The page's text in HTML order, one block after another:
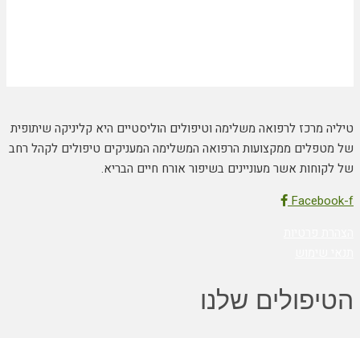
טיליה מרכז לרפואה משלימה וטיפולים הוליסטיים היא קליניקה שיתופית
של מטפלים ממקצועות הרפואה המשלימה המעניקים טיפולים לקהל רחב
של לקוחות אשר מעוניינים בשיפור אורח חיים הבריא.
Facebook-f
הטיפולים שלנו